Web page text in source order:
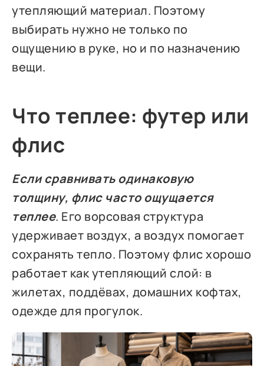
утепляющий материал. Поэтому
выбирать нужно не только по
ощущению в руке, но и по назначению
вещи.
Что теплее: футер или
флис
Если сравнивать одинаковую
толщину, флис часто ощущается
теплее. Его ворсовая структура
удерживает воздух, а воздух помогает
сохранять тепло. Поэтому флис хорошо
работает как утепляющий слой: в
жилетах, поддёвах, домашних кофтах,
одежде для прогулок.